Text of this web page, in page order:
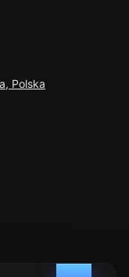
Polska